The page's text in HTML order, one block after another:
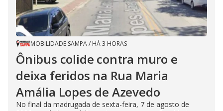
MOBILIDADE SAMPA/ HÁ 3 HORAS
Ônibus colide contra muro e
deixa feridos na Rua Maria
Amália Lopes de Azevedo
No final da madrugada de sexta-feira, 7 de agosto de